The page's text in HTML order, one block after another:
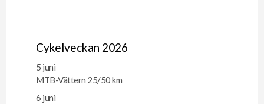
Cykelveckan 2026
5 juni
MTB-Vättern 25/50 km
6 juni